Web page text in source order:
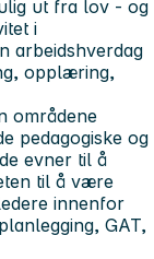
ut fra lov - og
i
arbeidshverdag
opplæring,
områdene
pedagogiske og
evner til å
til å være
innenfor
GAT,